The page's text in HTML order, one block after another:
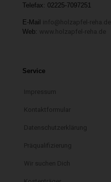
Telefax: 02225-7097251
E-Mail info@holzapfel-reha.de
Web: www.holzapfel-reha.de
Service
Impressum
Kontaktformular
Datenschutzerklärung
Präqualifizierung
Wir suchen Dich